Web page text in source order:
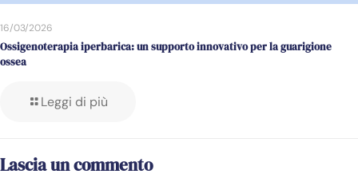
16/03/2026
Ossigenoterapia iperbarica: un supporto innovativo per la guarigione
ossea
Leggi di più
Lascia un commento